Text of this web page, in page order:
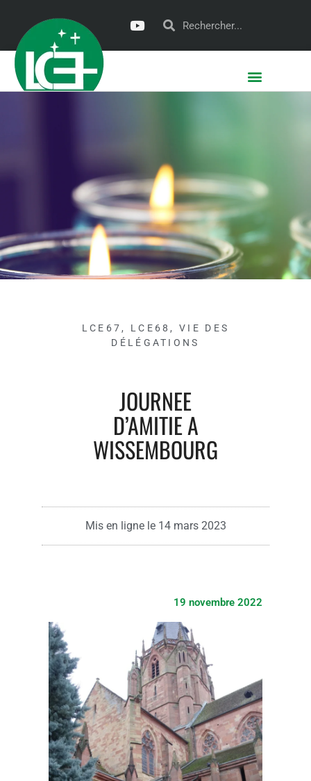
LCE67 , LCE68 ,VIE DES
DÉLÉGATIONS
JOURNEE
D’AMITIE A
WISSEMBOURG
Mis en ligne le 14 mars 2023
19 novembre 2022